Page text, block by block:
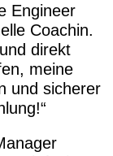
Engineer
Coachin.
direkt
meine
und sicherer